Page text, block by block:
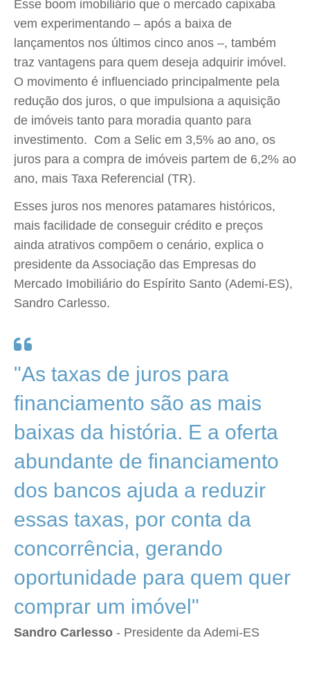
Esse boom imobiliário que o mercado capixaba
vem experimentando – após a baixa de
lançamentos nos últimos cinco anos –, também
traz vantagens para quem deseja adquirir imóvel.
O movimento é influenciado principalmente pela
redução dos juros, o que impulsiona a aquisição
de imóveis tanto para moradia quanto para
investimento. Com a Selic em 3,5% ao ano, os
juros para a compra de imóveis partem de 6,2% ao
ano, mais Taxa Referencial (TR).
Esses juros nos menores patamares históricos,
mais facilidade de conseguir crédito e preços
ainda atrativos compõem o cenário, explica o
presidente da Associação das Empresas do
Mercado Imobiliário do Espírito Santo (Ademi-ES),
Sandro Carlesso.
"As taxas de juros para
financiamento são as mais
baixas da história. E a oferta
abundante de financiamento
dos bancos ajuda a reduzir
essas taxas, por conta da
concorrência, gerando
oportunidade para quem quer
comprar um imóvel"
Sandro Carlesso - Presidente da Ademi-ES